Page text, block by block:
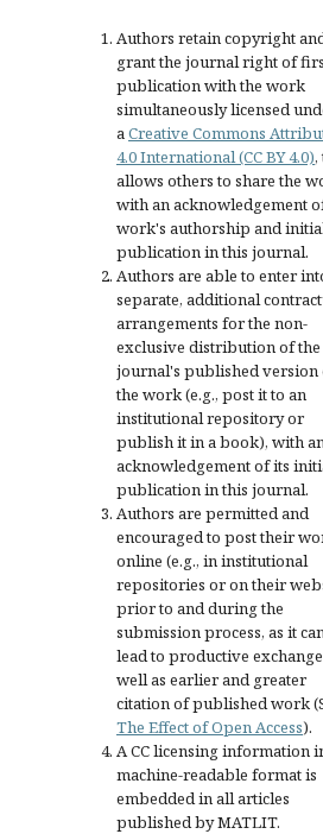
Authors retain copyright
grant the journal right of
publication with the work
simultaneously licensed
aCreative Commons
4.0 International (CC BY 4.0),
allows others to share the
with an acknowledgement
work's authorship and
publication in this journal.
Authors are able to enter
separate, additional
arrangements for the non-
exclusive distribution of the
journal's published version
the work (e.g., post it to an
institutional repository or
publish it in a book), with
acknowledgement of its
publication in this journal.
Authors are permitted and
encouraged to post their
online (e.g., in institutional
repositories or on their
prior to and during the
submission process, as it
lead to productive
well as earlier and greater
citation of published work
The Effect of Open Access).
A CC licensing information
machine-readable format is
embedded in all articles
published by MATLIT.